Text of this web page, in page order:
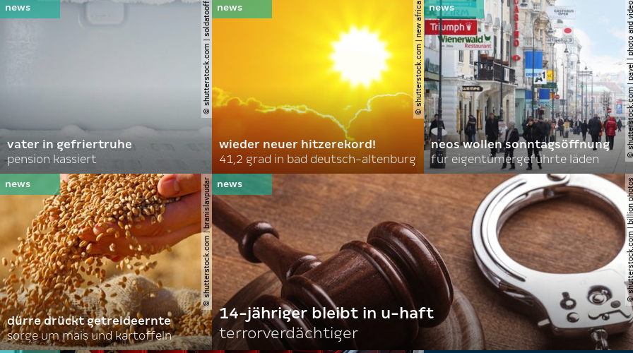
© shutterstock.com | soldatooff
vater in gefriertruhe
pension kassiert
© shutterstock.com | new africa
wieder neuer hitzerekord!
41,2 grad in bad deutsch-altenburg
©
neos wollen sonntagsöffnung
für eigentümergeführte läden
© shutterstock.com | branislavpudar
dürre drückt getreideernte
sorge um mais und kartoffeln
©
14-jähriger bleibt in u-haft
terrorverdächtiger